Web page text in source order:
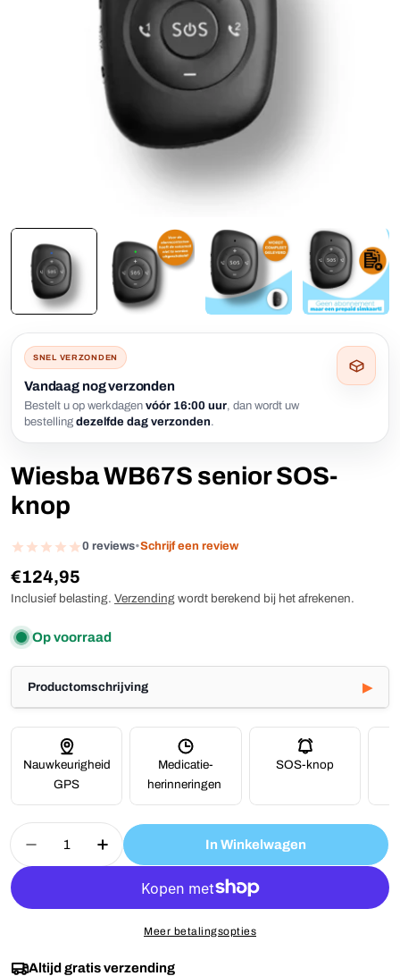
SNEL VERZONDEN
Vandaag nog verzonden
Bestelt u op werkdagen vóór 16:00 uur, dan wordt uw
bestelling dezelfde dag verzonden.
Wiesba WB67S senior SOS-
knop
0 reviews•Schrijf een review
Reguliere
prijs
€124,95
Inclusief belasting. Verzending wordt berekend bij het afrekenen.
Op voorraad
Productomschrijving
Nauwkeurigheid
GPS
Medicatie-
herinneringen
SOS-knop
Aantal
Aantal Voor Wiesba WB67S Senior SOS-Knop
Aantal Voor Wiesba WB67S Senior
In Winkelwagen
Meer betalingsopties
Altijd gratis verzending